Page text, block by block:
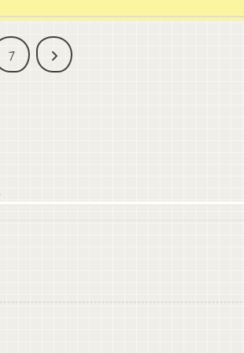
7
次